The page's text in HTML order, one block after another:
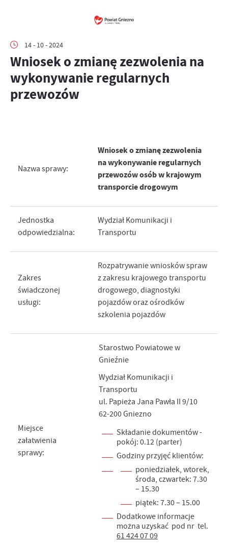
14 - 10 - 2024
Wniosek o zmianę zezwolenia na
wykonywanie regularnych
przewozów
Nazwa sprawy:
Wniosek o zmianę zezwolenia
na wykonywanie regularnych
przewozów osób w krajowym
transporcie drogowym
Jednostka
odpowiedzialna:
Wydział Komunikacji i
Transportu
Zakres
świadczonej
usługi:
Rozpatrywanie wniosków spraw
z zakresu krajowego transportu
drogowego, diagnostyki
pojazdów oraz ośrodków
szkolenia pojazdów
Miejsce
załatwienia
sprawy:
Starostwo Powiatowe w
Gnieźnie
Wydział Komunikacji i
Transportu
ul. Papieża Jana Pawła II 9/10
62-200 Gniezno
Składanie dokumentów -
pokój: 0.12 (parter)
Godziny przyjęć klientów:
poniedziałek, wtorek,
środa, czwartek: 7.30
– 15.30
piątek: 7.30 – 15.00
Dodatkowe informacje
można uzyskać pod nr tel.
61 424 07 09